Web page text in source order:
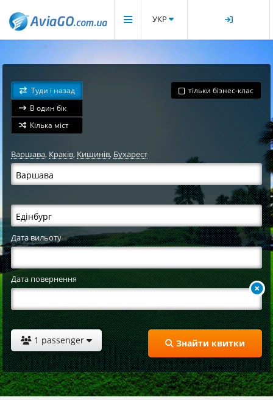
УКР
Туди і назад
В один бік
Кілька міст
тільки бізнес-клас
Варшава, Краків,Кишинів,Бухарест
Дата вильоту
Дата повернення
1 passenger Знайти квитки